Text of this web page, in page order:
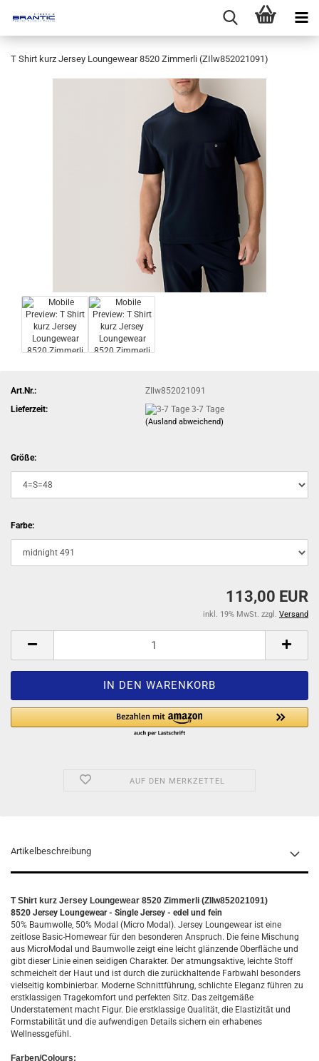
T Shirt kurz Jersey Loungewear 8520 Zimmerli (ZIlw852021091)
Art.Nr.:
ZIlw852021091
Lieferzeit:
3-7 Tage
(Ausland abweichend)
Größe:
Farbe:
113,00 EUR
inkl. 19% MwSt. zzgl. Versand
AUF DEN MERKZETTEL
Artikelbeschreibung
T Shirt kurz Jersey Loungewear 8520 Zimmerli (ZIlw852021091)
8520 Jersey Loungewear - Single Jersey - edel und fein
50% Baumwolle, 50% Modal (Micro Modal). Jersey Loungewear ist eine
zeitlose Basic-Homewear für den besonderen Anspruch. Die feine Mischung
aus MicroModal und Baumwolle zeigt eine leicht glänzende Oberfläche und
gibt dieser Linie einen seidigen Charakter. Der atmungsaktive, leichte Stoff
schmeichelt der Haut und ist durch die zurückhaltende Farbwahl besonders
vielseitig kombinierbar. Moderne Schnittführung, schlichte Eleganz führen zu
erstklassigen Tragekomfort und perfekten Sitz. Das zeitgemäße
Understatement macht Figur. Die erstklassige Qualität, die Elastizität und
Formstabilität und die aufwendigen Details sichern ein erhabenes
Wellnessgefühl.
Farben/Colours: